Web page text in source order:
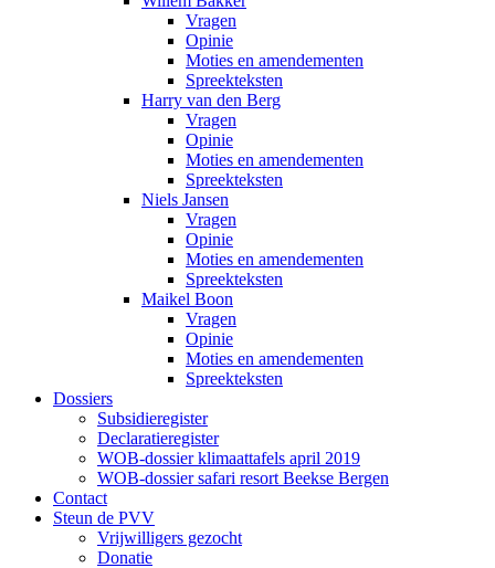
Vragen
Opinie
Moties en amendementen
Spreekteksten
Harry van den Berg
Vragen
Opinie
Moties en amendementen
Spreekteksten
Niels Jansen
Vragen
Opinie
Moties en amendementen
Spreekteksten
Maikel Boon
Vragen
Opinie
Moties en amendementen
Spreekteksten
Dossiers
Subsidieregister
Declaratieregister
WOB-dossier klimaattafels april 2019
WOB-dossier safari resort Beekse Bergen
Contact
Steun de PVV
Vrijwilligers gezocht
Donatie